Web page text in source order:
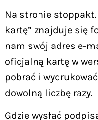
Na stronie
kartę” znajduje się
nam swój adres e-
oficjalną kartę w
pobrać i
dowolną liczbę razy.
Gdzie wysłać